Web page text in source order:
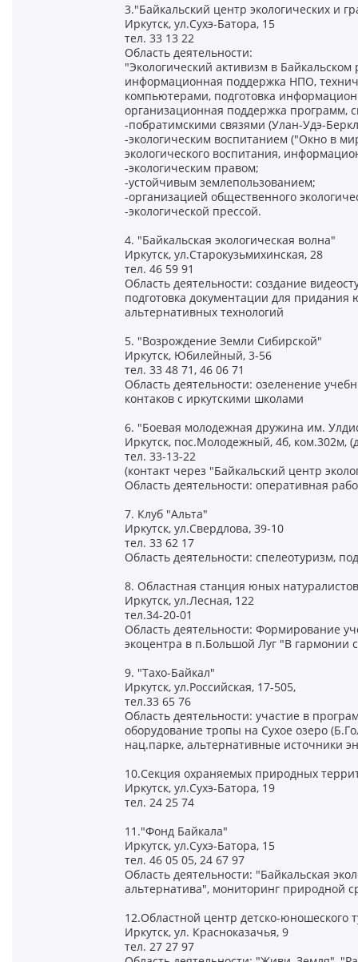
3."Байкальский центр экологических и
Иркутск, ул.Сухэ-Батора, 15
тел. 33 13 22
Область деятельности:
"Экологический активизм в
информационная поддержка НПО,
компьютерами, подготовка
организационная поддержка программ,
-побратимскими связями (Улан-Удэ-
-экологическим воспитанием ("Окно в
экологического воспитания,
-экологическим правом;
-устойчивым землепользованием;
-организацией общественного
-экологической прессой.
4. "Байкальская экологическая волна"
Иркутск, ул.Старокузьмихинская, 28
тел. 46 59 91
Область деятельности: создание
подготовка документации для
альтернативных технологий
5. "Возрождение Земли Сибирской"
Иркутск, Юбилейный, 3-56
тел. 33 48 71, 46 06 71
Область деятельности: озеленение
контаков с иркутскими школами
6. "Боевая молодежная дружина им.
Иркутск, пос.Молодежный, 4б, ком.302м,
тел. 33-13-22
(контакт через "Байкальский центр
Область деятельности: оперативная
7. Клуб "Альта"
Иркутск, ул.Свердлова, 39-10
тел. 33 62 17
Область деятельности: спелеотуризм,
8. Областная станция юных натуралистов
Иркутск, ул.Лесная, 122
тел.34-20-01
Область деятельности: Формирование
экоцентра в п.Большой Луг "В гармонии
9. "Тахо-Байкал"
Иркутск, ул.Российская, 17-505,
тел.33 65 76
Область деятельности: участие в
оборудование тропы на Сухое озеро
нац.парке, альтернативные источники
10.Секция охраняемых природных
Иркутск, ул.Сухэ-Батора, 19
тел. 24 25 74
11."Фонд Байкала"
Иркутск, ул.Сухэ-Батора, 15
тел. 46 05 05, 24 67 97
Область деятельности: "Байкальская
альтернатива", мониторинг природной
12.Областной центр детско-юношеского
Иркутск, ул. Красноказачья, 9
тел. 27 27 97